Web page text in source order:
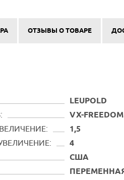
ОТЗЫВЫ О ТОВАРЕ
LEUPOLD
VX-FREEDOM
1,5
4
США